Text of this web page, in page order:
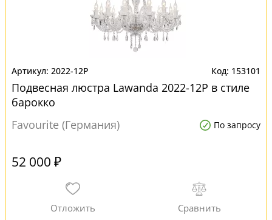
2022-12P 153101
Подвесная люстра Lawanda 2022-12P в стиле
барокко
Favourite (Германия)
По запросу
52 000 ₽